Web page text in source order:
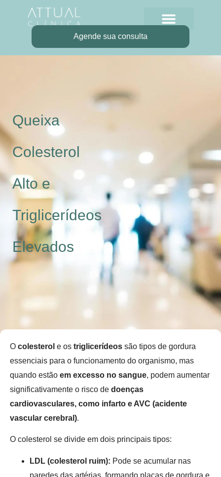
Agende sua consulta
Queixa
Colesterol
Alto e
Triglicerídeos
Elevados
O colesterol e os triglicerídeos são tipos de gordura
essenciais para o funcionamento do organismo, mas
quando estão em excesso no sangue, podem aumentar
significativamente o risco de doenças
cardiovasculares, como infarto e AVC (acidente
vascular cerebral).
O colesterol se divide em dois principais tipos:
LDL (colesterol ruim): Pode se acumular nas
paredes das artérias, formando placas de gordura e